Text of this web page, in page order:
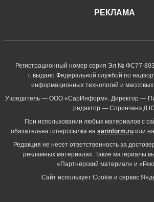
РЕКЛАМА
Регистрационный номер серия Эл № ФС77-
г. выдано Федеральной службой по
информационных технологий и массовых
Учредитель — ООО «СарИнформ». Директор —
редактор — Спринчанэ
При использовании любых материалов с
обязательна гиперссылка на sarinform.ru или
Редакция не несет ответственность за
рекламных материалах. Такие материалы
«Партнёрский материал» и
Сайт использует Cookie и сервиc